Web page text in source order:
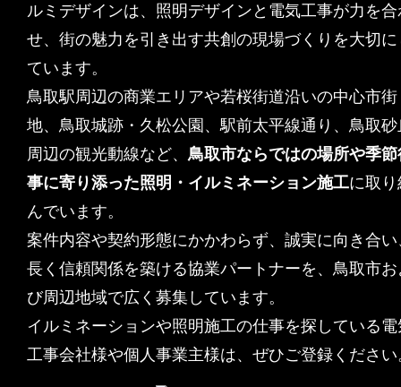
ルミデザインは、照明デザインと電気工事が力を合
せ、街の魅力を引き出す共創の現場づくりを大切に
ています。
鳥取駅周辺の商業エリアや若桜街道沿いの中心市街
地、鳥取城跡・久松公園、駅前太平線通り、鳥取砂
周辺の観光動線など、 鳥取市ならではの場所や季節
事に寄り添った照明・イルミネーション施工に取り
んでいます。
案件内容や契約形態にかかわらず、誠実に向き合い
長く信頼関係を築ける協業パートナーを、鳥取市お
び周辺地域で広く募集しています。
イルミネーションや照明施工の仕事を探している電
工事会社様や個人事業主様は、ぜひご登録ください